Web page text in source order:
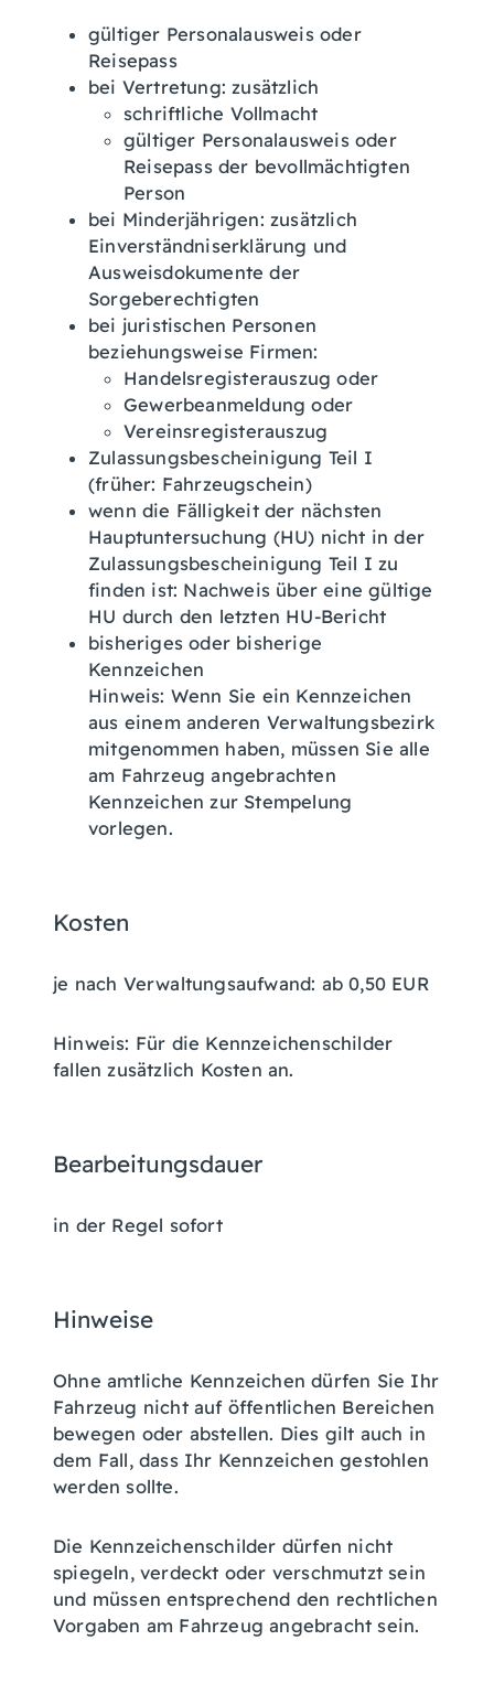
gültiger Personalausweis oder
Reisepass
bei Vertretung: zusätzlich
schriftliche Vollmacht
gültiger Personalausweis oder
Reisepass der bevollmächtigten
Person
bei Minderjährigen: zusätzlich
Einverständniserklärung und
Ausweisdokumente der
Sorgeberechtigten
bei juristischen Personen
beziehungsweise Firmen:
Handelsregisterauszug oder
Gewerbeanmeldung oder
Vereinsregisterauszug
Zulassungsbescheinigung Teil I
(früher: Fahrzeugschein)
wenn die Fälligkeit der nächsten
Hauptuntersuchung (HU) nicht in der
Zulassungsbescheinigung Teil I zu
finden ist: Nachweis über eine gültige
HU durch den letzten HU-Bericht
bisheriges oder bisherige
Kennzeichen
Hinweis: Wenn Sie ein Kennzeichen
aus einem anderen Verwaltungsbezirk
mitgenommen haben, müssen Sie alle
am Fahrzeug angebrachten
Kennzeichen zur Stempelung
vorlegen.
Kosten
je nach Verwaltungsaufwand: ab 0,50 EUR
Hinweis: Für die Kennzeichenschilder
fallen zusätzlich Kosten an.
Bearbeitungsdauer
in der Regel sofort
Hinweise
Ohne amtliche Kennzeichen dürfen Sie Ihr
Fahrzeug nicht auf öffentlichen Bereichen
bewegen oder abstellen. Dies gilt auch in
dem Fall, dass Ihr Kennzeichen gestohlen
werden sollte.
Die Kennzeichenschilder dürfen nicht
spiegeln, verdeckt oder verschmutzt sein
und müssen entsprechend den rechtlichen
Vorgaben am Fahrzeug angebracht sein.